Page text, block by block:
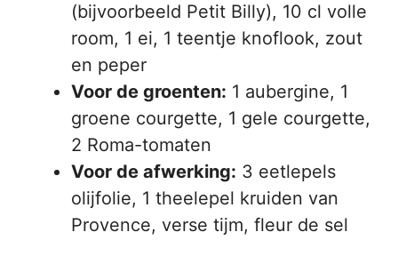
(bijvoorbeeld Petit Billy), 10 cl volle
room, 1 ei, 1 teentje knoflook, zout
en peper
Voor de groenten: 1 aubergine, 1
groene courgette, 1 gele courgette,
2 Roma-tomaten
Voor de afwerking: 3 eetlepels
olijfolie, 1 theelepel kruiden van
Provence, verse tijm, fleur de sel